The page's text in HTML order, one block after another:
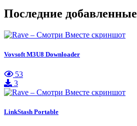
Последние добавленные
Vovsoft M3U8 Downloader
53
3
LinkStash Portable